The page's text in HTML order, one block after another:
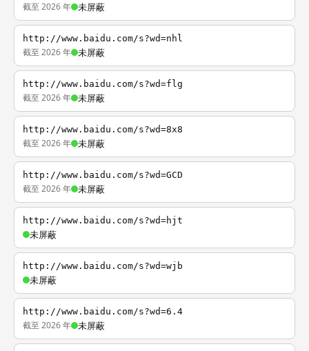
截至 2026 年 未屏蔽
http://www.baidu.com/s?wd=nhl
截至 2026 年 未屏蔽
http://www.baidu.com/s?wd=flg
截至 2026 年 未屏蔽
http://www.baidu.com/s?wd=8x8
截至 2026 年 未屏蔽
http://www.baidu.com/s?wd=GCD
截至 2026 年 未屏蔽
http://www.baidu.com/s?wd=hjt
未屏蔽
http://www.baidu.com/s?wd=wjb
未屏蔽
http://www.baidu.com/s?wd=6.4
截至 2026 年 未屏蔽